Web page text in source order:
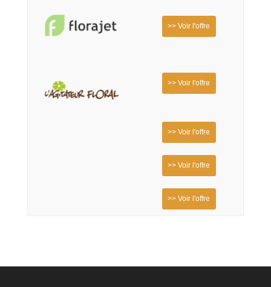
>> Voir l'offre
>> Voir l'offre
>> Voir l'offre
>> Voir l'offre
>> Voir l'offre